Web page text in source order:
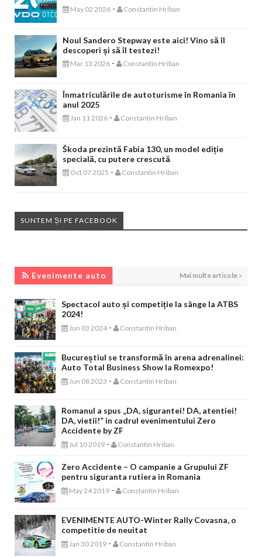
May 02 2026 - Constantin Hriban
Noul Sandero Stepway este aici! Vino să îl
descoperi și să îl testezi!
Mar 13 2026 - Constantin Hriban
Înmatriculările de autoturisme în Romania în
anul 2025
Jan 11 2026 - Constantin Hriban
Škoda prezintă Fabia 130, un model ediție
specială, cu putere crescută
Oct 07 2025 - Constantin Hriban
SUNTEM ȘI PE FACEBOOK
Evenimente auto Mai multe articole
Spectacol auto și competiție la sânge la ATBS
2024!
Jun 03 2024 - Constantin Hriban
Bucureștiul se transformă în arena adrenalinei:
Auto Total Business Show la Romexpo!
Jun 08 2023 - Constantin Hriban
Romanul a spus „DA, sigurantei! DA, atentiei!
DA, vietii!” in cadrul evenimentului Zero
Accidente by ZF
Jul 10 2019 - Constantin Hriban
Zero Accidente – O campanie a Grupului ZF
pentru siguranta rutiera in Romania
May 24 2019 - Constantin Hriban
EVENIMENTE AUTO-Winter Rally Covasna, o
competitie de neuitat
Jan 30 2019 - Constantin Hriban